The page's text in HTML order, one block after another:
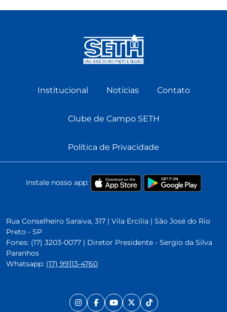
Institucional Notícias Contato
Clube de Campo SETH
Política de Privacidade
Instale nosso app:
Rua Conselheiro Saraiva, 317 | Vila Ercilia | São José do Rio
Preto - SP
Fones: (17) 3203-0077 | Diretor Presidente - Sergio da Silva
Paranhos
Whatsapp: (17) 99113-4760